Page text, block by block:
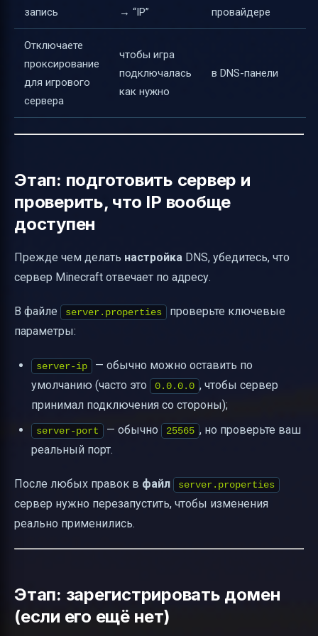
запись → “IP” провайдере
Отключаете
проксирование
для игрового
сервера
чтобы игра
подключалась
как нужно
в DNS-панели
Этап: подготовить сервер и
проверить, что IP вообще
доступен
Прежде чем делать настройка DNS, убедитесь, что
сервер Minecraft отвечает по адресу.
В файле server.properties
проверьте ключевые
параметры:
server-ip
— обычно можно оставить по
умолчанию (часто это
0.0.0.0 , чтобы сервер
принимал подключения со стороны);
server-port — обычно 25565 , но проверьте ваш
реальный порт.
После любых правок в файл server.properties
сервер нужно перезапустить, чтобы изменения
реально применились.
Этап: зарегистрировать домен
(если его ещё нет)